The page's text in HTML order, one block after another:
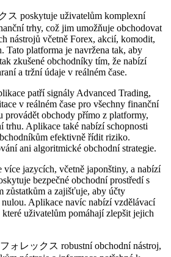
ス poskytuje uživatelům komplexní
trhy, což jim umožňuje obchodovat
nástrojů včetně Forex, akcií, komodit,
Tato platforma je navržena tak, aby
zkušené obchodníky tím, že nabízí
a tržní údaje v reálném čase.
patří signály Advanced Trading,
v reálném čase pro všechny finanční
provádět obchody přímo z platformy,
trhu. Aplikace také nabízí schopnosti
efektivně řídit riziko.
ani algoritmické obchodní strategie.
jazycích, včetně japonštiny, a nabízí
bezpečné obchodní prostředí s
zůstatkům a zajišťuje, aby účty
Aplikace navíc nabízí vzdělávací
uživatelům pomáhají zlepšit jejich
ォレックス robustní obchodní nástroj,